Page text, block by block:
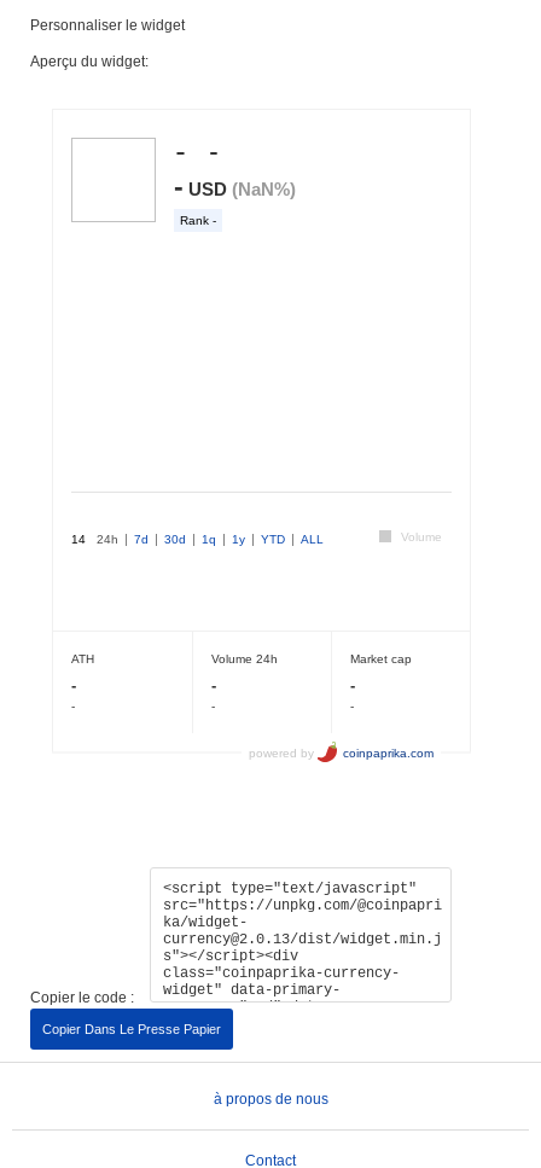
Personnaliser le widget
Aperçu du widget:
Copier le code :
Copier Dans Le Presse Papier
à propos de nous
Contact